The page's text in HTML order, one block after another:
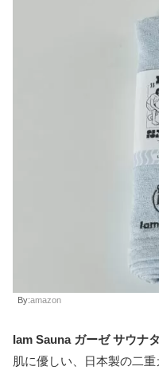
By:amazon
Iam Sauna ガーゼ サウナ
肌に優しい、日本製の二重